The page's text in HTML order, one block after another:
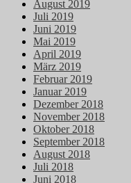
August 2019
Juli 2019
Juni 2019
Mai 2019
April 2019
März 2019
Februar 2019
Januar 2019
Dezember 2018
November 2018
Oktober 2018
September 2018
August 2018
Juli 2018
Juni 2018